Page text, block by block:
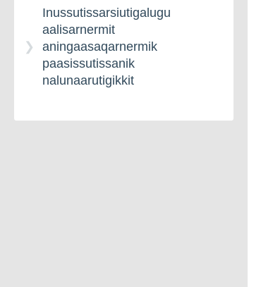
Inussutissarsiutigalugu
aalisarnermit
aningaasaqarnermik
paasissutissanik
nalunaarutigikkit